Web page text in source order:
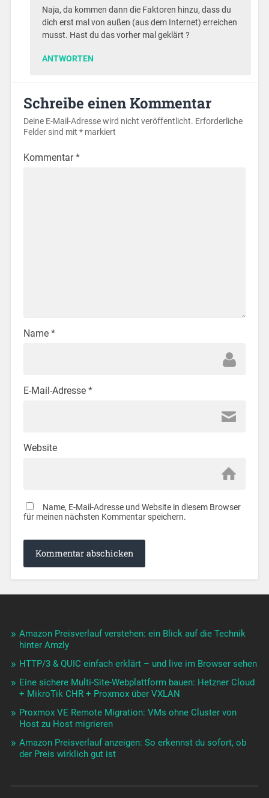
Naja, da kommen dann die Faktoren hinzu, dass du
dich erst mal von außen (aus dem Internet) erreichen
musst. Hast du das vorher mal geklärt ?
ANTWORTEN
Schreibe einen Kommentar
Deine E-Mail-Adresse wird nicht veröffentlicht. Erforderliche
Felder sind mit *markiert
Kommentar*
Name *
E-Mail-Adresse *
Website
Name, E-Mail-Adresse und Website in diesem Browser
für meinen nächsten Kommentar speichern.
Amazon Preisverlauf verstehen: ein Blick auf die Technik
hinter Amzly
HTTP/3 & QUIC einfach erklärt – und live im Browser sehen
Eine sichere Multi-Site-Webplattform bauen: Hetzner Cloud
+ MikroTik CHR + Proxmox über VXLAN
Proxmox VE Remote Migration: VMs ohne Cluster von
Host zu Host migrieren
Amazon Preisverlauf anzeigen: So erkennst du sofort, ob
der Preis wirklich gut ist